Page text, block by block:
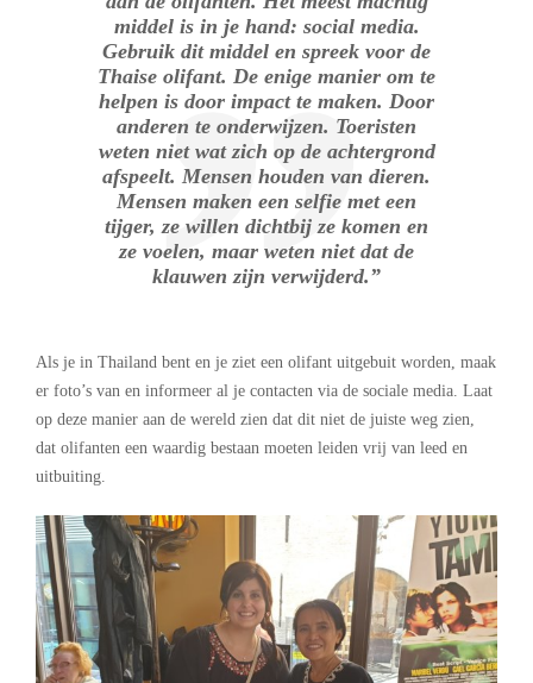
middel is in je hand: social media.
Gebruik dit middel en spreek voor de
Thaise olifant. De enige manier om te
helpen is door impact te maken. Door
anderen te onderwijzen. Toeristen
weten niet wat zich op de achtergrond
afspeelt. Mensen houden van dieren.
Mensen maken een selfie met een
tijger, ze willen dichtbij ze komen en
ze voelen, maar weten niet dat de
klauwen zijn verwijderd.”
Als je in Thailand bent en je ziet een olifant uitgebuit worden, maak
er foto’s van en informeer al je contacten via de sociale media. Laat
op deze manier aan de wereld zien dat dit niet de juiste weg zien,
dat olifanten een waardig bestaan moeten leiden vrij van leed en
uitbuiting.